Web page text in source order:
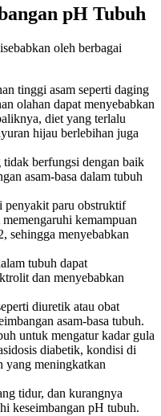
pH Tubuh
oleh berbagai
tinggi asam seperti daging
olahan dapat menyebabkan
diet yang terlalu
hijau berlebihan juga
berfungsi dengan baik
asam-basa dalam tubuh
penyakit paru obstruktif
kemampuan
sehingga menyebabkan
tubuh dapat
dan menyebabkan
diuretik atau obat
asam-basa tubuh.
untuk mengatur kadar gula
diabetik, kondisi di
yang meningkatkan
tidur, dan kurangnya
keseimbangan pH tubuh.